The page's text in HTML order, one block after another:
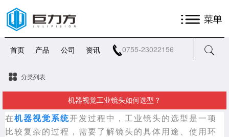
首页 产品 公司 资讯 0755-23022156
分类列表
机器视觉工业镜头如何选型？
在机器视觉系统开发过程中，工业镜头的选型是一项
比较复杂的过程，需要了解镜头的具体用途、使用环